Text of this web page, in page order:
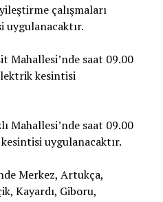
çalışmaları
uygulanacaktır.
Mahallesi’nde saat 09.00
kesintisi
Mahallesi’nde saat 09.00
uygulanacaktır.